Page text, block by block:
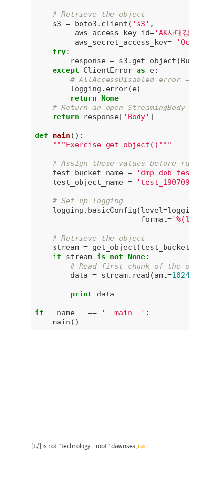
# Retrieve the object
    s3 = boto3.client(
's3' ,
         aws_access_key_id=
'AK사대강'
         aws_secret_access_key=
'OcC이산화
try:
response =
except ClientError as e:
# AllAccessDisabled error ==
        logging.error(e)
return None
# Return an open StreamingBody object
return response[ 'Body' ]
def main () :
"""Exercise get_object()"""
# Assign these values before running
    test_bucket_name =
'dmp-dob-test'
    test_object_name =
'test_190709.tsv'
# Set up logging
                        format=
# Retrieve the object
stream = get_object(test_bucket_name,
if stream is not None:
# Read first chunk of the object's
        data = stream.read(amt=
1024
print data
if __name__ == '__main__' :
[t:/] is not "technology - root". dawnsea, rss